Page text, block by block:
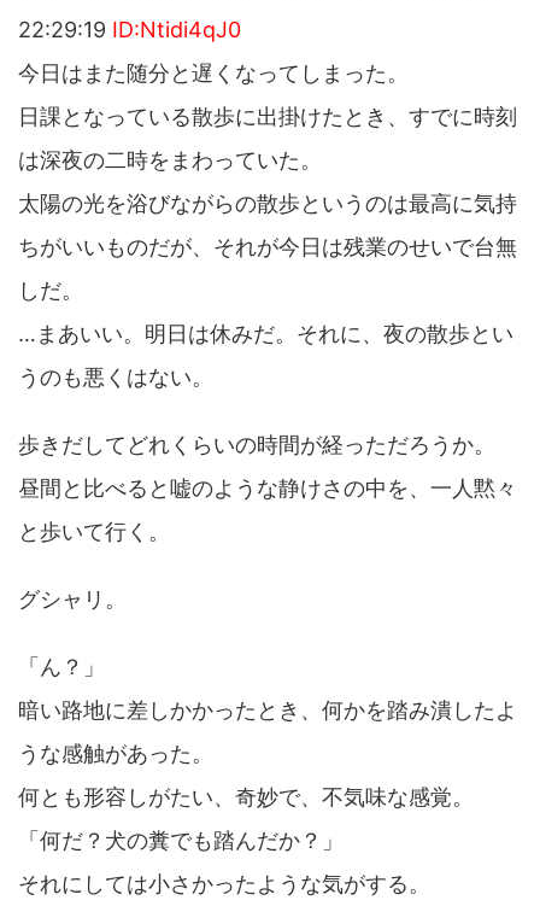
22:29:19 ID:Ntidi4qJ0
今日はまた随分と遅くなってしまった。
日課となっている散歩に出掛けたとき、すでに時刻
は深夜の二時をまわっていた。
太陽の光を浴びながらの散歩というのは最高に気持
ちがいいものだが、それが今日は残業のせいで台無
しだ。
…まあいい。明日は休みだ。それに、夜の散歩とい
うのも悪くはない。
歩きだしてどれくらいの時間が経っただろうか。
昼間と比べると嘘のような静けさの中を、一人黙々
と歩いて行く。
グシャリ。
「ん？」
暗い路地に差しかかったとき、何かを踏み潰したよ
うな感触があった。
何とも形容しがたい、奇妙で、不気味な感覚。
「何だ？犬の糞でも踏んだか？」
それにしては小さかったような気がする。